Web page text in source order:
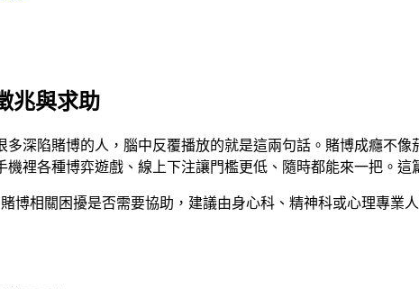
兆與求助
深陷賭博的人，腦中反覆播放的就是這兩句話。賭博成癮不
裡各種博弈遊戲、線上下注讓門檻更低、隨時都能來一把。
博相關困擾是否需要協助，建議由身心科、精神科或心理專業